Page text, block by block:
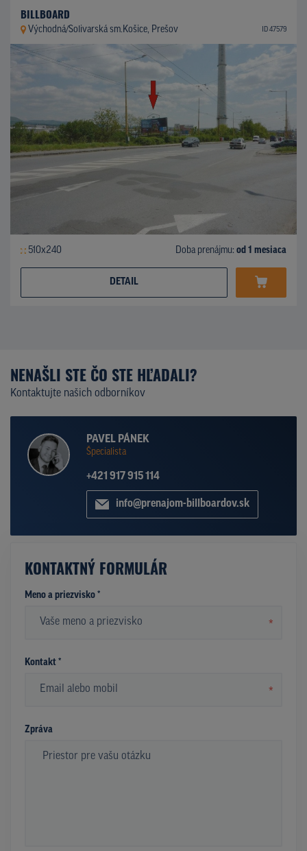
BILLBOARD
Východná/Solivarská sm.Košice, Prešov ID 47579
510x240 Doba prenájmu: od 1 mesiaca
DETAIL
NENAŠLI STE ČO STE HĽADALI?
Kontaktujte našich odborníkov
PAVEL PÁNEK
Špecialista
+421 917 915 114
info@prenajom-billboardov.sk
KONTAKTNÝ FORMULÁR
Meno a priezvisko *
*
Kontakt *
*
Zpráva